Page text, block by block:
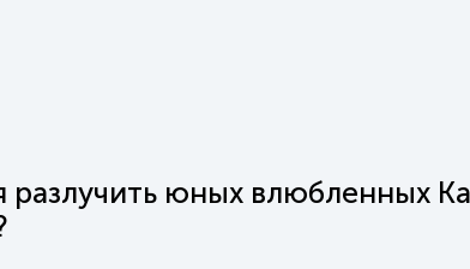
разлучить юных влюбленных